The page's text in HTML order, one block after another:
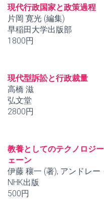
現代行政国家と政策過程
片岡 寛光 (編集)
早稲田大学出版部
1800円
現代型訴訟と行政裁量
高橋 滋
弘文堂
2800円
教養としてのテクノロジ
ェーン
伊藤 穰一 (著), アンドレー
NHK出版
500円